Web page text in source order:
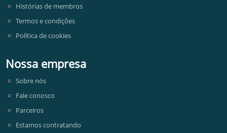
Histórias de membros
Termos e condições
Política de cookies
Nossa empresa
Sobre nós
Fale conosco
Parceiros
Estamos contratando